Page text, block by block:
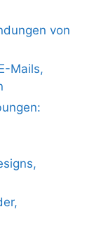
von
Mails,